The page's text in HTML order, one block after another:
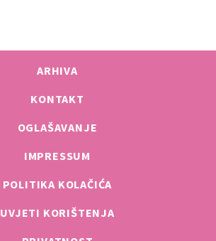
ARHIVA
KONTAKT
OGLAŠAVANJE
IMPRESSUM
POLITIKA KOLAČIĆA
UVJETI KORIŠTENJA